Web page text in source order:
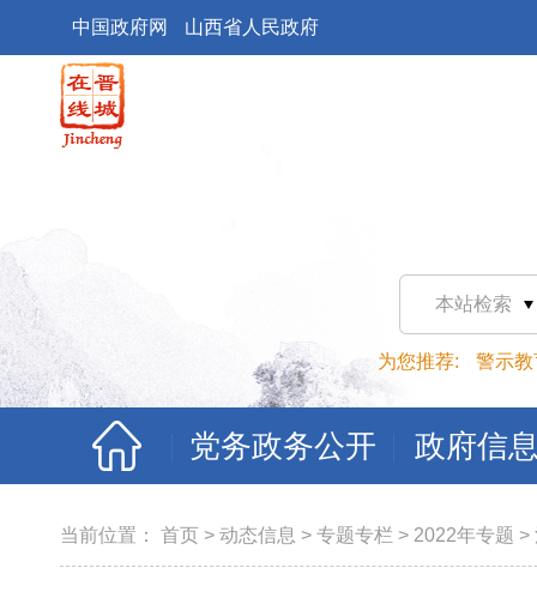
中国政府网 山西省人民政府
本站检索
为您推荐: 警示教
党务政务公开 政府信
当前位置： 首页 > 动态信息 > 专题专栏 > 2022年专题 >